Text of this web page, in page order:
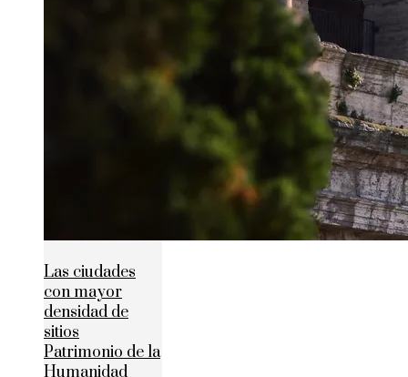
Las ciudades
con mayor
densidad de
sitios
Patrimonio de la
Humanidad